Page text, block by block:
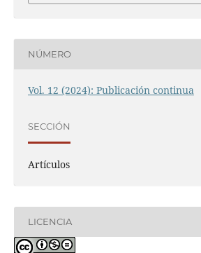
NÚMERO
Vol. 12 (2024): Publicación continua
SECCIÓN
Artículos
LICENCIA